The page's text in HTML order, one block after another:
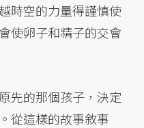
時空的力量得謹慎使
使卵子和精子的交會
先的那個孩子，決定
從這樣的故事敘事